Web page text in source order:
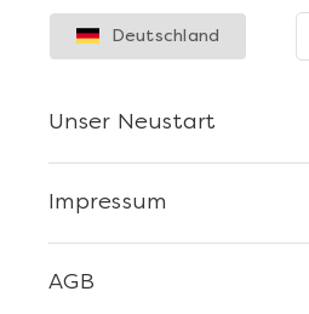
Sushi Selber
AGB
Impressum
Unser Neustart
Deutschland